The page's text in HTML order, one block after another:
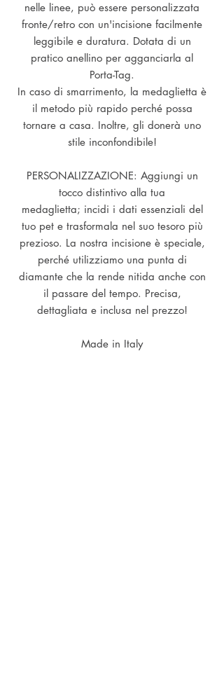
nelle linee, può essere personalizzata
fronte/retro con un'incisione facilmente
leggibile e duratura. Dotata di un
pratico anellino per agganciarla al
Porta-Tag.
In caso di smarrimento, la medaglietta è
il metodo più rapido perché possa
tornare a casa. Inoltre, gli donerà uno
stile inconfondibile!
PERSONALIZZAZIONE: Aggiungi un
tocco distintivo alla tua
medaglietta; incidi i dati essenziali del
tuo pet e trasformala nel suo tesoro più
prezioso. La nostra incisione è speciale,
perché utilizziamo una punta di
diamante che la rende nitida anche con
il passare del tempo. Precisa,
dettagliata e inclusa nel prezzo!
Made in Italy